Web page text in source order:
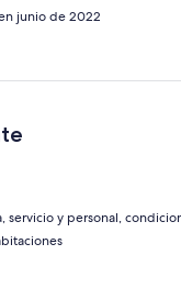
junio de 2022
servicio y personal,